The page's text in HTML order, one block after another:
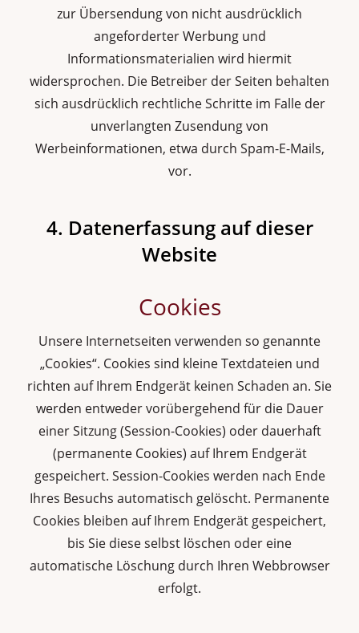
zur Übersendung von nicht ausdrücklich
angeforderter Werbung und
Informationsmaterialien wird hiermit
widersprochen. Die Betreiber der Seiten behalten
sich ausdrücklich rechtliche Schritte im Falle der
unverlangten Zusendung von
Werbeinformationen, etwa durch Spam-E-Mails,
vor.
4. Datenerfassung auf dieser
Website
Cookies
Unsere Internetseiten verwenden so genannte
„Cookies“. Cookies sind kleine Textdateien und
richten auf Ihrem Endgerät keinen Schaden an. Sie
werden entweder vorübergehend für die Dauer
einer Sitzung (Session-Cookies) oder dauerhaft
(permanente Cookies) auf Ihrem Endgerät
gespeichert. Session-Cookies werden nach Ende
Ihres Besuchs automatisch gelöscht. Permanente
Cookies bleiben auf Ihrem Endgerät gespeichert,
bis Sie diese selbst löschen oder eine
automatische Löschung durch Ihren Webbrowser
erfolgt.